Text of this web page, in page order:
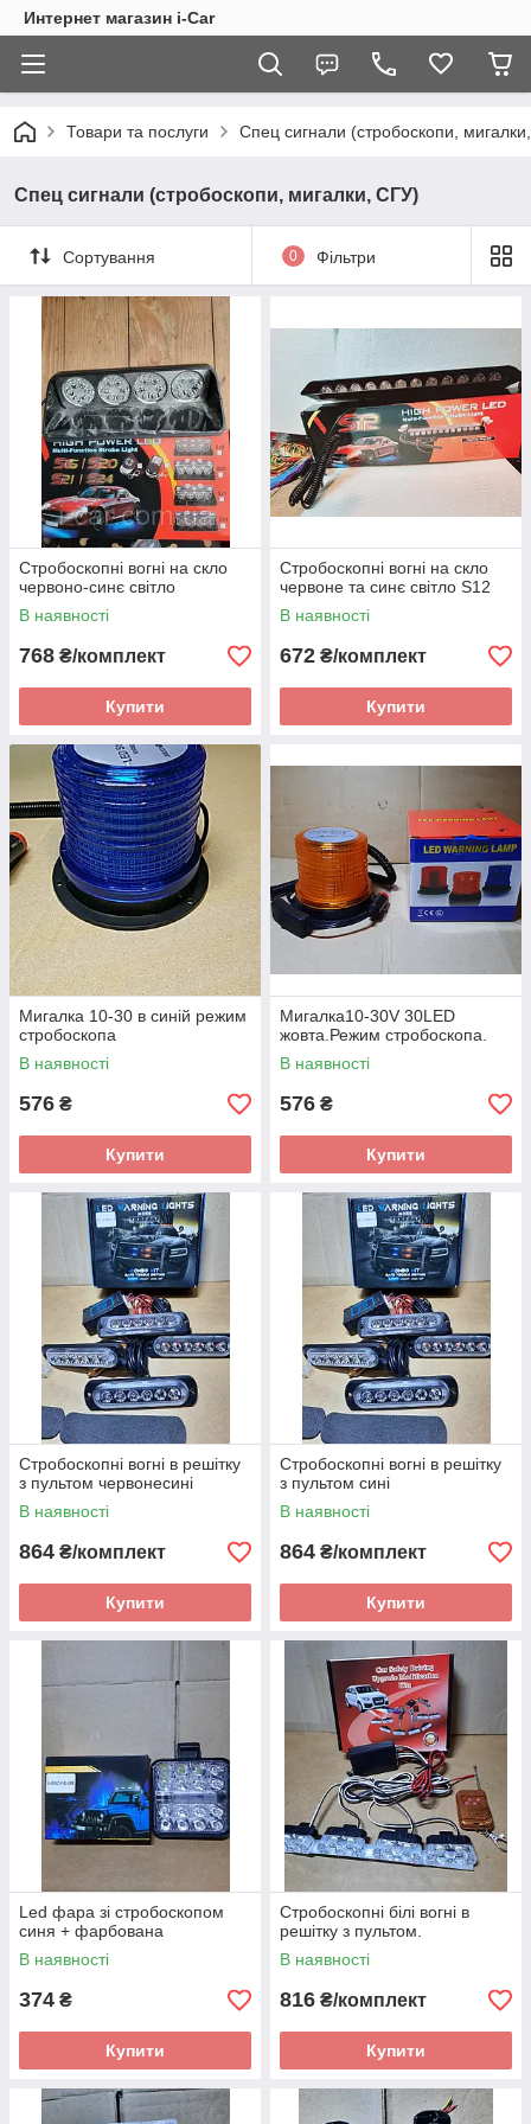
Интернет магазин i-Car
Товари та послуги Спец сигнали (стробоскопи,
Спец сигнали (стробоскопи, мигалки, СГУ)
Сортування 0 Фільтри
Стробоскопні вогні на скло
червоно-синє світло
В наявності
768 ₴/комплект
Купити
Стробоскопні вогні на скло
червоне та синє світло S12
В наявності
672 ₴/комплект
Купити
Мигалка 10-30 в синій режим
стробоскопа
В наявності
576 ₴
Купити
Мигалка10-30V 30LED
жовта.Режим стробоскопа.
В наявності
576 ₴
Купити
Стробоскопні вогні в решітку
з пультом червонесині
В наявності
864 ₴/комплект
Купити
Стробоскопні вогні в решітку
з пультом сині
В наявності
864 ₴/комплект
Купити
Led фара зі стробоскопом
синя + фарбована
В наявності
374 ₴
Купити
Стробоскопні білі вогні в
решітку з пультом.
В наявності
816 ₴/комплект
Купити